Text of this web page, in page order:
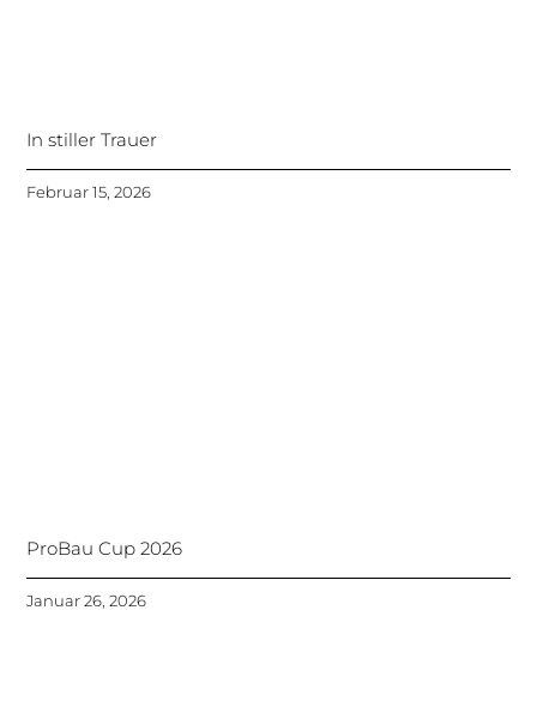
In stiller Trauer
Februar 15, 2026
ProBau Cup 2026
Januar 26, 2026